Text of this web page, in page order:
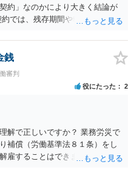
約」なのかにより大きく結論が
では、残存期間や報酬額、投下
という意味ではなく、実際の損
・違約金に上限がなくても、常
約が労働契約に近い実態なら労
うでなくても、金額が事務所の
点になります。 ・契約前の修正
は、上限額を設ける、実損害ベ
違約金ではなく「合理的な実
どが典型です。 ・弁護士に契約
う価値は十分にあると思われま
託か、実態として労働者性があ
ているか、違約金の算定根拠が
銭
審判
役にたった 2
解で正しいですか？ 業務労災で
補償（労働基準法８１条）をし
雇することはできません（労働